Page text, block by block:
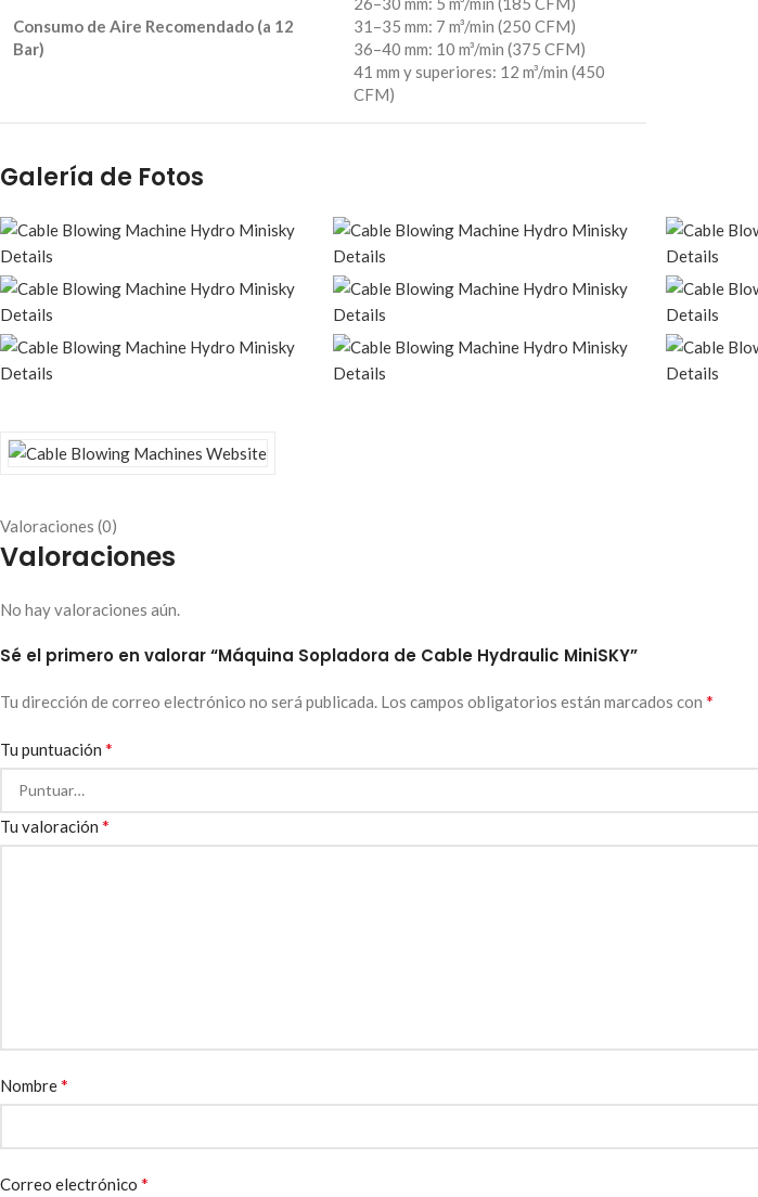
Consumo de Aire Recomendado (a 12
Bar)
31–35 mm: 7 m³/min (250 CFM)
36–40 mm: 10 m³/min (375 CFM)
41 mm y superiores: 12 m³/min (450
CFM)
Galería de Fotos
Valoraciones (0)
Valoraciones
No hay valoraciones aún.
Sé el primero en valorar “Máquina Sopladora de Cable Hydraulic MiniSKY”
Tu dirección de correo electrónico no será publicada. Los campos obligatorios están marcados con *
Tu puntuación *
Tu valoración *
Nombre*
Correo electrónico *